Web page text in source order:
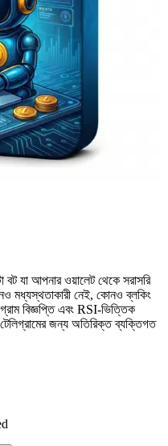
যা আপনার ওয়ালেট থেকে সরাসরি
মধ্যস্থতাকারী নেই, কোনও ব্লকিং
বিজ্ঞপ্তি এবং RSI-ভিত্তিক
জন্য অতিরিক্ত ব্যক্তিগত